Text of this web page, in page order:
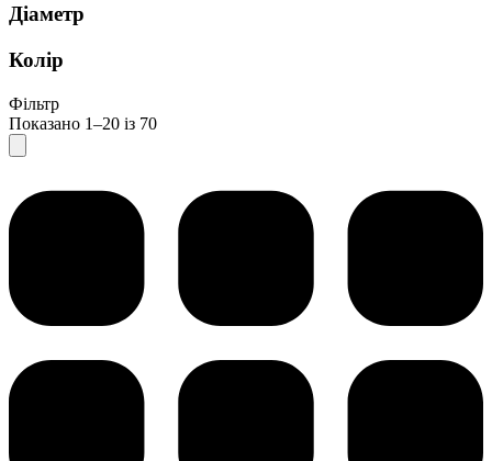
Діаметр
Колір
Фільтр
Показано 1–20 із 70